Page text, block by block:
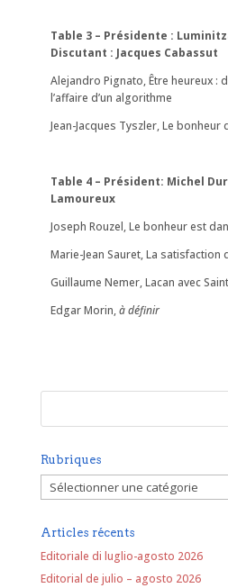
Table 3 – Présidente :
Discutant : Jacques Cabassut
Alejandro Pignato, Être heureux :
l’affaire d’un algorithme
Jean-Jacques Tyszler, Le bonheur
Table 4 – Président: Michel
Lamoureux
Joseph Rouzel, Le bonheur est
Marie-Jean Sauret, La satisfaction
Guillaume Nemer, Lacan avec
Edgar Morin,à définir
Rubriques
Rubriques
Articles récents
Editoriale di luglio-agosto 2026
Editorial de julio – agosto 2026